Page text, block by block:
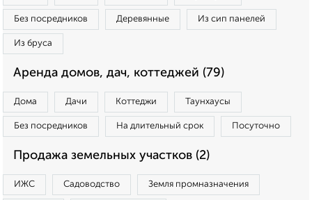
Без посредников Деревянные Из сип панелей
Из бруса
Аренда домов, дач, коттеджей (79)
Дома Дачи Коттеджи Таунхаусы
Без посредников На длительный срок Посуточно
Продажа земельных участков (2)
ИЖС Садоводство Земля промназначения